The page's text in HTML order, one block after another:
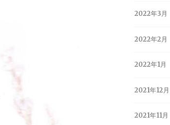
2022年3月
2022年2月
2022年1月
2021年12月
2021年11月